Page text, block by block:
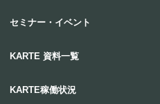
セミナー・イベント
KARTE 資料一覧
KARTE稼働状況